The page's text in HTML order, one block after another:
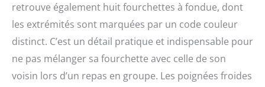
retrouve également huit fourchettes à fondue, dont
les extrémités sont marquées par un code couleur
distinct. C’est un détail pratique et indispensable pour
ne pas mélanger sa fourchette avec celle de son
voisin lors d’un repas en groupe. Les poignées froides